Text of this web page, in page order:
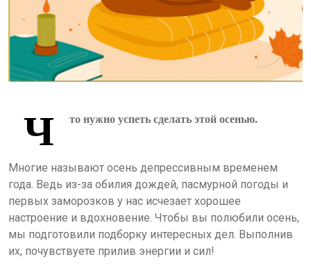
Ч то нужно успеть сделать этой осенью.
Многие называют осень депрессивным временем
года. Ведь из-за обилия дождей, пасмурной погоды и
первых заморозков у нас исчезает хорошее
настроение и вдохновение. Чтобы вы полюбили осень,
мы подготовили подборку интересных дел. Выполнив
их, почувствуете прилив энергии и сил!